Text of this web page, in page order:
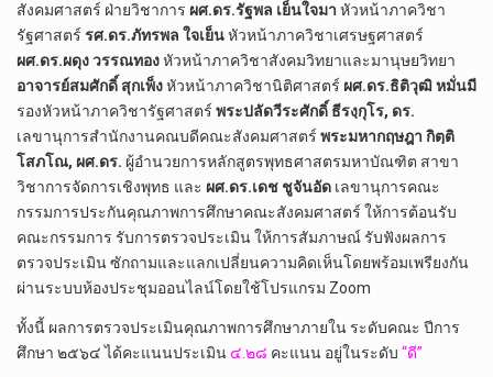
สังคมศาสตร์ ฝ่ายวิชาการ ผศ.ดร.รัฐพล เย็นใจมา หัวหน้าภาควิชา
รัฐศาสตร์ รศ.ดร.ภัทรพล ใจเย็นหัวหน้าภาควิชาเศรษฐศาสตร์
ผศ.ดร.ผดุง วรรณทองหัวหน้าภาควิชาสังคมวิทยาและมานุษยวิทยา
อาจารย์สมศักดิ์ สุกเพ็งหัวหน้าภาควิชานิติศาสตร์ ผศ.ดร.ธิติวุฒิ หมั่นมี
รองหัวหน้าภาควิชารัฐศาสตร์ พระปลัดวีระศักดิ์ ธีรงฺกุโร, ดร.
เลขานุการสำนักงานคณบดีคณะสังคมศาสตร์ พระมหากฤษฎา กิตฺติ
โสภโณ, ผศ.ดร. ผู้อำนวยการหลักสูตรพุทธศาสตรมหาบัณฑิต สาขา
วิชาการจัดการเชิงพุทธ และ ผศ.ดร.เดช ชูจันอัด เลขานุการคณะ
กรรมการประกันคุณภาพการศึกษาคณะสังคมศาสตร์ ให้การต้อนรับ
คณะกรรมการ รับการตรวจประเมิน ให้การสัมภาษณ์ รับฟังผลการ
ตรวจประเมิน ซักถามและแลกเปลี่ยนความคิดเห็นโดยพร้อมเพรียงกัน
ผ่านระบบห้องประชุมออนไลน์โดยใช้โปรแกรม Zoom
ทั้งนี้ ผลการตรวจประเมินคุณภาพการศึกษาภายใน ระดับคณะ ปีการ
ศึกษา ๒๕๖๔ ได้คะแนนประเมิน ๔.๒๘ คะแนน อยู่ในระดับ “ดี”